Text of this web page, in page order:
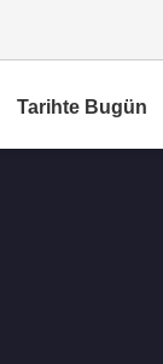
Tarihte Bugün